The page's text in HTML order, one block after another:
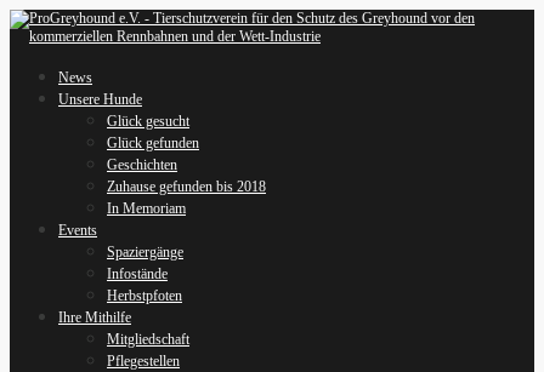
News
Unsere Hunde
Glück gesucht
Glück gefunden
Geschichten
Zuhause gefunden bis 2018
In Memoriam
Events
Spaziergänge
Infostände
Herbstpfoten
Ihre Mithilfe
Mitgliedschaft
Pflegestellen